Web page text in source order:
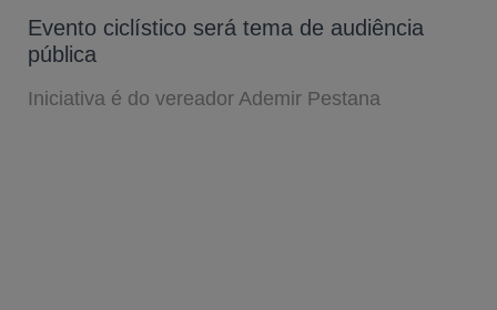
Evento ciclístico será tema de audiência
pública
Iniciativa é do vereador Ademir Pestana